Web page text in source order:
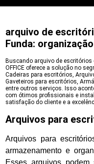
arquivo de
Funda:
Buscando arquivo de escritórios
OFFICE oferece a solução no
Cadeiras para escritórios,
Gaveteiros para escritórios,
entre outros serviços. Isso
com ótimos profissionais e
satisfação do cliente e a
Arquivos para
Arquivos para
armazenamento e
Esses arquivos